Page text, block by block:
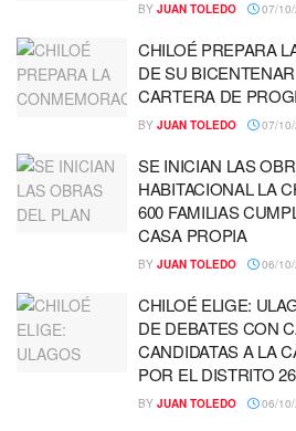
BY JUAN TOLEDO 07/10/
CHILOÉ PREPARA
DE SU
CARTERA DE
BY JUAN TOLEDO 07/10/
SE INICIAN LAS
HABITACIONAL LA
600 FAMILIAS
CASA PROPIA
BY JUAN TOLEDO 06/10/
CHILOÉ ELIGE:
DE DEBATES CON
CANDIDATAS A LA
POR EL DISTRITO 26
BY JUAN TOLEDO 06/10/